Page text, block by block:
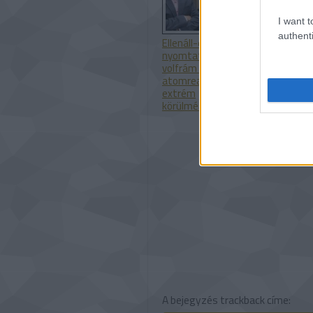
I want
Ellenáll-e a 3D
nyomtatott
volfrám egy
atomreaktor
extrém
körülményeinek?
A SpaceX
Velo3D-vel
A bejegyzés trackback címe: